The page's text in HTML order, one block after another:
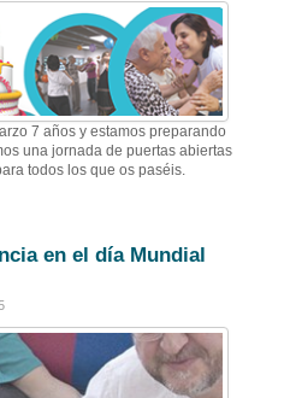
7 años y estamos preparando
una jornada de puertas abiertas
todos los que os paséis.
en el día Mundial